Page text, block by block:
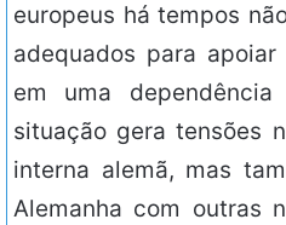
europeus há tempos
adequados para
em uma
situação gera tensões
interna alemã, mas
Alemanha com outras